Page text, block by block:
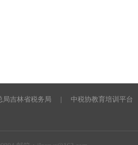
局吉林省税务局 中税协教育培训平台